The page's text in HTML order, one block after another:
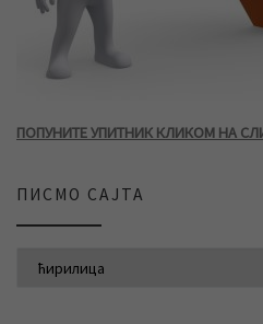
ПОПУНИТЕ УПИТНИК КЛИКОМ НА
ПИСМО САЈТА